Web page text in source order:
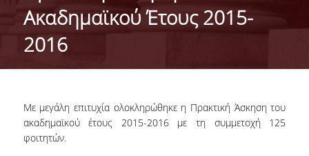
ΑΠΟΣΤΟΛΗ ΤΟΥ ΤΜΗΜΑΤΟΣ
ΔΙΟΙΚΗΣΗ ΤΟΥ ΤΜΗΜΑΤΟΣ
TESTIMONIALS ΔΙΑΚΡΙΣΕΩΝ
Ακαδημαϊκού Έτους 2015-
2016
Με μεγάλη επιτυχία ολοκληρώθηκε η Πρακτική Άσκηση του
ακαδημαϊκού έτους 2015-2016 με τη συμμετοχή 125
φοιτητών.